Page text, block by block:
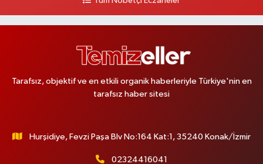
Yol Tarifi Al
Erenköy Mahallesi Kantarcırıza Sokak No:23 B
Yol Tarifi Al
Serenay Eczanesi
Tarafsız, objektif ve en etkili organik haberleriyle Türkiye'nin en
tarafsız haber sitesi
Hurşidiye, Fevzi Paşa Blv No:164 Kat:1, 35240 Konak/İzmir
02324416041